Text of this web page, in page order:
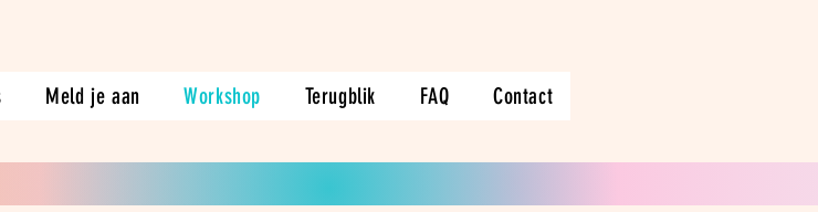
Meld je aan Workshop Terugblik FAQ Contact